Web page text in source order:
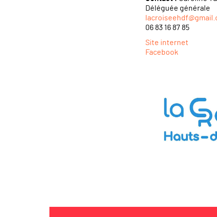
Déléguée générale
06 83 16 87 85
Site internet
Facebook